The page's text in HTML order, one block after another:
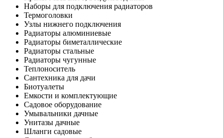
Наборы для подключения радиаторов
Термоголовки
Узлы нижнего подключения
Радиаторы алюминиевые
Радиаторы биметаллические
Радиаторы стальные
Радиаторы чугунные
Теплоноситель
Сантехника для дачи
Биотуалеты
Емкости и комплектующие
Садовое оборудование
Умывальники дачные
Унитазы дачные
Шланги садовые